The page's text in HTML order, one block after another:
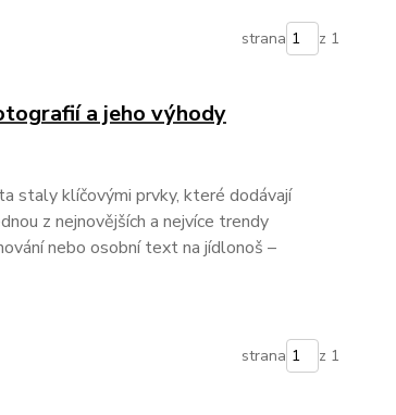
strana z 1
a jeho výhody
staly klíčovými prvky, které dodávají
z nejnovějších a nejvíce trendy
nebo osobní text na jídlonoš –
strana z 1